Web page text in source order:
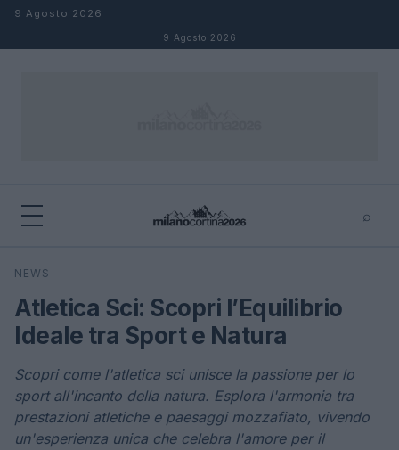
Salta al contenuto
9 Agosto 2026
9 Agosto 2026
⌕
Cerca
NEWS
Atletica Sci: Scopri l’Equilibrio
Ideale tra Sport e Natura
Scopri come l'atletica sci unisce la passione per lo
sport all'incanto della natura. Esplora l'armonia tra
prestazioni atletiche e paesaggi mozzafiato, vivendo
un'esperienza unica che celebra l'amore per il